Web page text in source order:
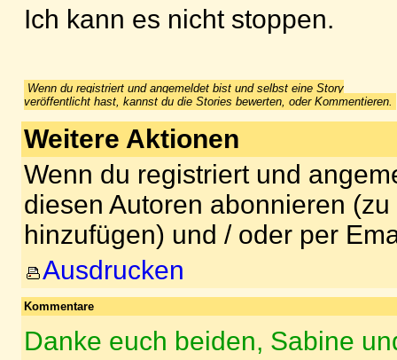
Ich kann es nicht stoppen.
Wenn du registriert und angemeldet bist und selbst eine Story
veröffentlicht hast, kannst du die Stories bewerten, oder Kommentieren.
Weitere Aktionen
Wenn du registriert und
diesen Autoren abonnieren
hinzufügen) und / oder per
Ausdrucken
Kommentare
Danke euch beiden, Sabine